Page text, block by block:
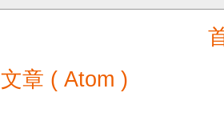
文章 ( Atom )